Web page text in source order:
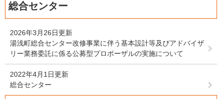
総合センター
2026年3月26日更新
湯浅町総合センター改修事業に伴う基本設計等及びアドバイザ
リー業務委託に係る公募型プロポーザルの実施について
2022年4月1日更新
総合センター